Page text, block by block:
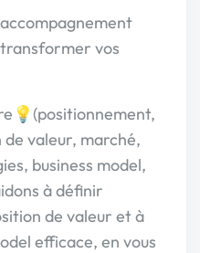
vos
valeur, marché,
business model,
à définir
de valeur et à
efficace, en vous